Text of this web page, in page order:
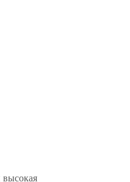
высокая